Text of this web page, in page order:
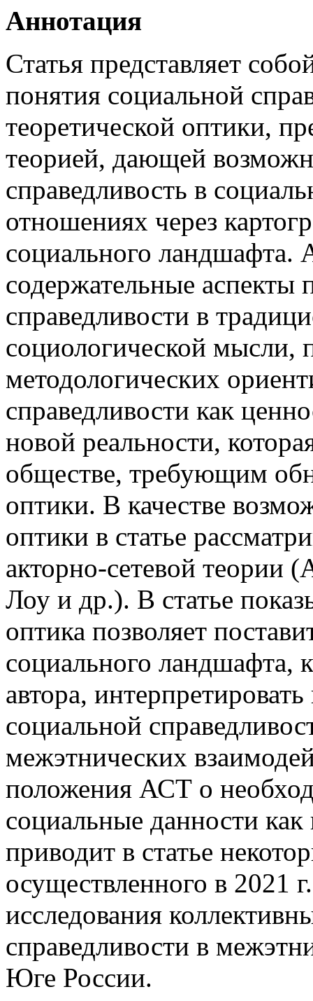
Аннотация
Статья представляет
понятия социальной
теоретической оптики,
теорией, дающей
справедливость в
отношениях через
социального ландшафта.
содержательные аспекты
справедливости в
социологической мысли,
методологических
справедливости как
новой реальности,
обществе, требующим
оптики. В качестве
оптики в статье
акторно-сетевой
Лоу и др.). В статье
оптика позволяет
социального
автора,
социальной
межэтнических
положения АСТ о
социальные данности
приводит в статье
осуществленного в 2021
исследования
справедливости в
Юге России.